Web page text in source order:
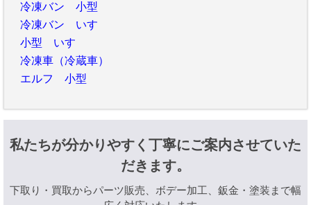
冷凍バン 小型
冷凍バン いすゞ
小型 いすゞ
冷凍車（冷蔵車）
エルフ 小型
私たちが分かりやすく丁寧にご案内させていた
だきます。
下取り・買取からパーツ販売、ボデー加工、鈑金・塗装まで幅